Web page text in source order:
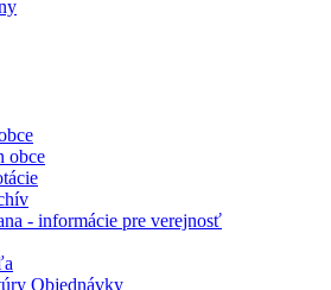
obce
- informácie pre verejnosť
Objednávky